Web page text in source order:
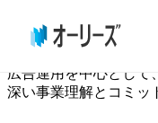
メンバー
広告運用を中心として
深い事業理解とコミッ